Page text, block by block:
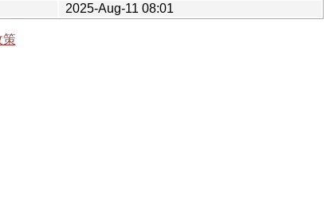
2025-Aug-11 08:01
策